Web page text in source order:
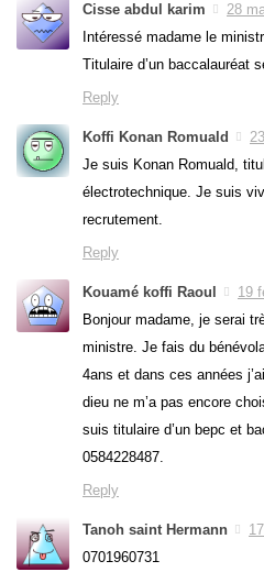
Cisse abdul karim
28
Intéressé madame le
Titulaire d’un baccalauréat
Reply
Koffi Konan Romuald
Je suis Konan Romuald,
électrotechnique. Je suis
recrutement.
Reply
Kouamé koffi Raoul
19
Bonjour madame, je serai
ministre. Je fais du
4ans et dans ces années
dieu ne m’a pas encore
suis titulaire d’un bepc et
0584228487.
Reply
Tanoh saint Hermann
0701960731